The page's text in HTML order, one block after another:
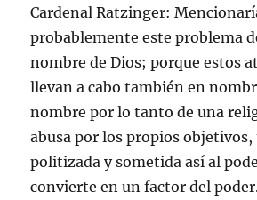
Cardenal Ratzinger:
probablemente este problema
nombre de Dios; porque estos
llevan a cabo también en
nombre por lo tanto de una
abusa por los propios
politizada y sometida así al
convierte en un factor del